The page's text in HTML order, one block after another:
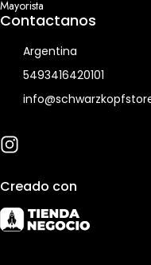
Mayorista
Contactanos
Argentina
5493416420101
Creado con